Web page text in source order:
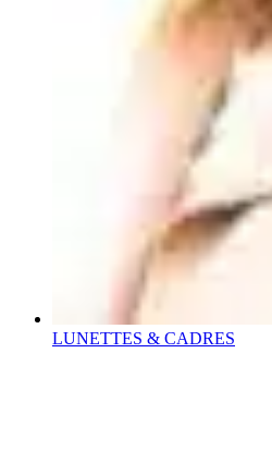
LUNETTES & CADRES